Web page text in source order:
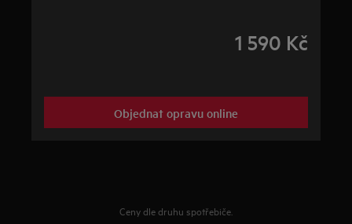
1 590 Kč
Objednat opravu online
Ceny dle druhu spotřebiče.